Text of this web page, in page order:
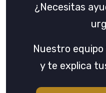
¿Necesitas
Nuestro equipo
y te explica